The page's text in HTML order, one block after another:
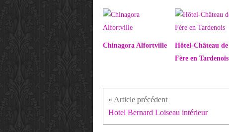
Chinagora Alfortville
Hôtel-Château de
Fère en Tardenois
Hotel Bernard Loiseau intérieur